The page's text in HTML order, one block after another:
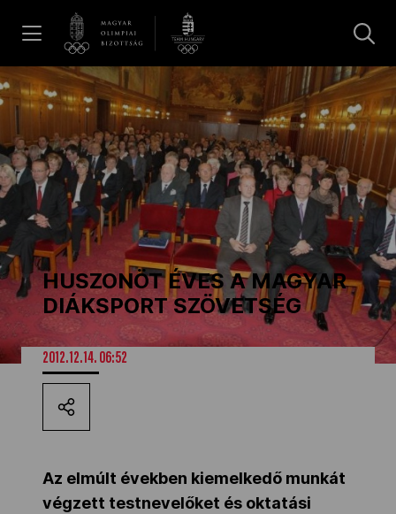
Hírek
Galéria
Dakar 2026
Los Angeles 2028
MOB
Kettőskarrier-program
NOB
HUSZONÖT ÉVES A MAGYAR
DIÁKSPORT SZÖVETSÉG
2012.12.14. 06:52
Az elmúlt években kiemelkedő munkát
végzett testnevelőket és oktatási